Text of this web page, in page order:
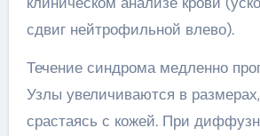
сдвиг нейтрофильной влево).
Течение синдрома медленно
Узлы увеличиваются в
срастаясь с кожей. При